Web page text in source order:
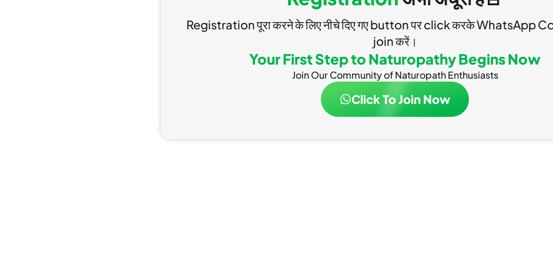
Registration पूरा करने के लिए नीचे दिए गए button पर click करके WhatsApp
join करें।
Your First Step to Naturopathy Begins Now
Join Our Community of Naturopath Enthusiasts
Click To Join Now